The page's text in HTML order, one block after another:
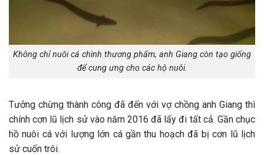
Không chỉ nuôi cá chình thương phẩm, anh Giang còn tạo giống
để cung ưng cho các hộ nuôi.
Tưởng chừng thành công đã đến với vợ chồng anh Giang thì
chính cơn lũ lịch sử vào năm 2016 đã lấy đi tất cả. Gần chục
hồ nuôi cá với lượng lớn cá gần thu hoạch đã bị cơn lũ lịch
sử cuốn trôi.